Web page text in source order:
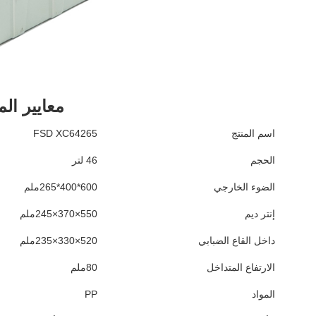
معايير
اسم المنتج FSD XC64265
الحجم 46 لتر
الضوء الخارجي 600*400*265ملم
إنتر ديم 550×370×245ملم
داخل القاع الضبابي 520×330×235ملم
الارتفاع المتداخل 80ملم
المواد PP